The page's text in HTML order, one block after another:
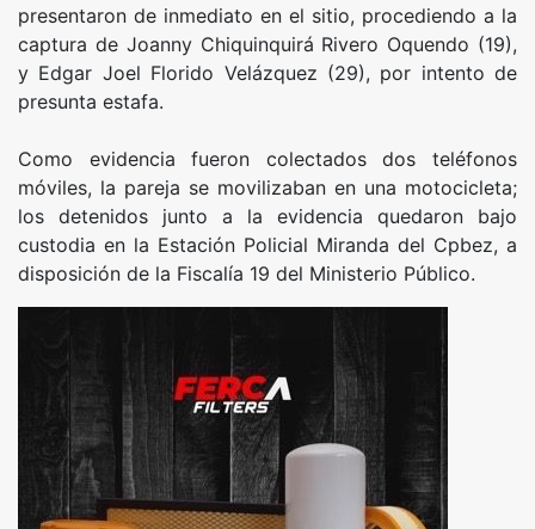
presentaron de inmediato en el sitio, procediendo a la
captura de Joanny Chiquinquirá Rivero Oquendo (19),
y Edgar Joel Florido Velázquez (29), por intento de
presunta estafa.
Como evidencia fueron colectados dos teléfonos
móviles, la pareja se movilizaban en una motocicleta;
los detenidos junto a la evidencia quedaron bajo
custodia en la Estación Policial Miranda del Cpbez, a
disposición de la Fiscalía 19 del Ministerio Público.